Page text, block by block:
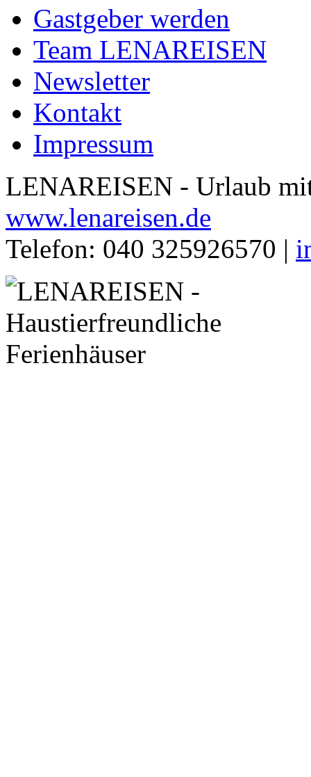
Gastgeber werden
Team LENAREISEN
Newsletter
Kontakt
Impressum
LENAREISEN - Urlaub
www.lenareisen.de
Telefon: 040 325926570 |